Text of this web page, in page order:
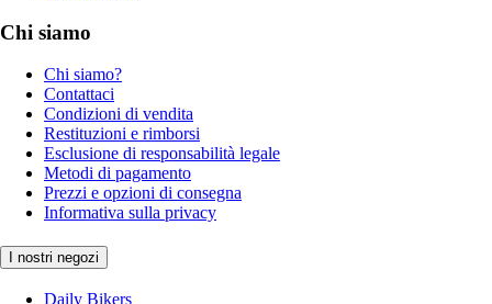
Chi siamo
Chi siamo?
Contattaci
Condizioni di vendita
Restituzioni e rimborsi
Esclusione di responsabilità legale
Metodi di pagamento
Prezzi e opzioni di consegna
Informativa sulla privacy
I nostri negozi
Daily Bikers